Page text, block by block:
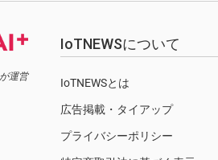
が運営
IoTNEWSについて
IoTNEWSとは
広告掲載・タイアップ
プライバシーポリシー